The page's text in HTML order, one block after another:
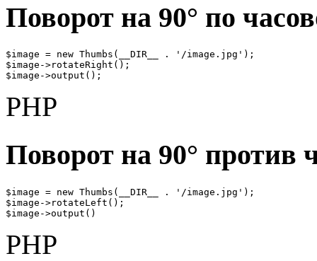
Поворот на 90° по
$image = new Thumbs(__DIR__ . '/image.jpg');
$image->rotateRight();
$image->output();
PHP
Поворот на 90° против
$image = new Thumbs(__DIR__ . '/image.jpg');
$image->rotateLeft();
$image->output()
PHP